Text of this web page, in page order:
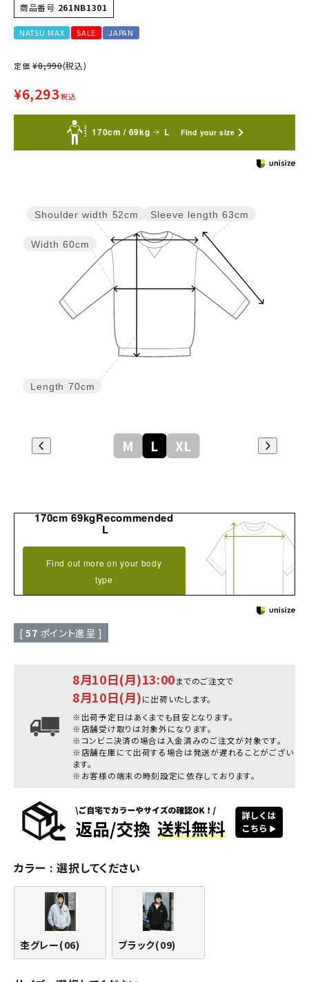
商品番号 261NB1301
NATSU MAX SALE JAPAN
定価 ¥8,990(税込)
¥6,293 税込
170cm / 69kg L Find your size
Sleeve length 63cm
Length 70cm
Width 60cm
Shoulder width 52cm
M L XL
170cm 69kgRecommended
L
Find out more on your body
type
[ 57 ポイント進呈 ]
8月10日(月)13:00までのご注文で
8月10日(月)に出荷いたします。
※出荷予定日はあくまでも目安となります。
※店舗受け取りは対象外になります。
※コンビニ決済の場合は入金済みのご注文が対象です。
※店舗在庫にて出荷する場合は発送が遅れることがござい
ます。
※お客様の端末の時刻設定に依存しております。
カラー 選択してください
杢グレー(06) ブラック(09)